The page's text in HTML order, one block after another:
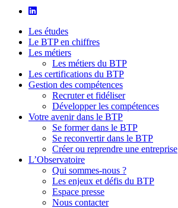
LinkedIn
Les études
Le BTP en chiffres
Les métiers
Les métiers du BTP
Les certifications du BTP
Gestion des compétences
Recruter et fidéliser
Développer les compétences
Votre avenir dans le BTP
Se former dans le BTP
Se reconvertir dans le BTP
Créer ou reprendre une entreprise
L’Observatoire
Qui sommes-nous ?
Les enjeux et défis du BTP
Espace presse
Nous contacter